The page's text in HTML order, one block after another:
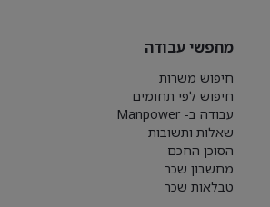
מחפשי עבודה
חיפוש משרות
חיפוש לפי תחומים
עבודה ב- Manpower
שאלות ותשובות
הסוכן החכם
מחשבון שכר
טבלאות שכר